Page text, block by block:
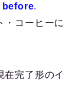
before.
・コーヒーに
在完了形のイ